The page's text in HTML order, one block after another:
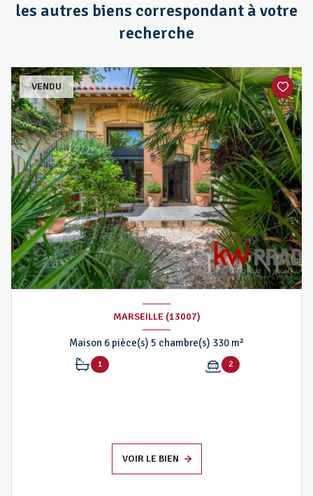
les autres biens correspondant à votre
recherche
VENDU
MARSEILLE (13007)
Maison 6 pièce(s) 5 chambre(s) 330 m²
1 2
VOIR LE BIEN